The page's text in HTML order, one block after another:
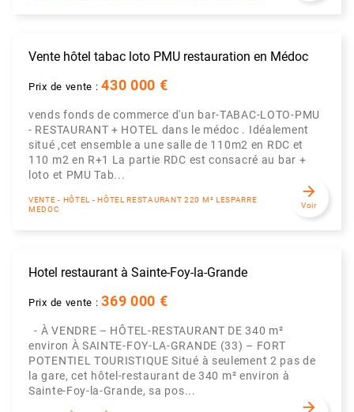
Vente hôtel tabac loto PMU restauration en Médoc
Prix de vente :430 000 €
vends fonds de commerce d'un bar-TABAC-LOTO-PMU
- RESTAURANT + HOTEL dans le médoc . Idéalement
situé ,cet ensemble a une salle de 110m2 en RDC et
110 m2 en R+1 La partie RDC est consacré au bar +
loto et PMU Tab...
VENTE - HÔTEL - HÔTEL RESTAURANT 220 M² LESPARRE
MEDOC
arrow_forward
Voir
Hotel restaurant à Sainte-Foy-la-Grande
Prix de vente :369 000 €
- À VENDRE – HÔTEL-RESTAURANT DE 340 m²
environ À SAINTE-FOY-LA-GRANDE (33) – FORT
POTENTIEL TOURISTIQUE Situé à seulement 2 pas de
la gare, cet hôtel-restaurant de 340 m² environ à
Sainte-Foy-la-Grande, sa pos...
arrow_forward